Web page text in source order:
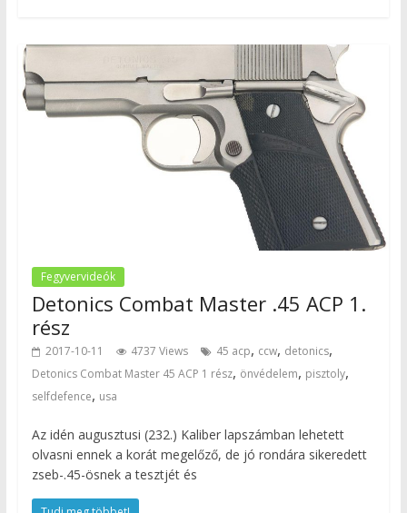
Fegyvervideók
Detonics Combat Master .45 ACP 1.
rész
2017-10-11 4737 Views 45 acp, ccw, detonics,
Detonics Combat Master 45 ACP 1 rész, önvédelem, pisztoly,
selfdefence, usa
Az idén augusztusi (232.) Kaliber lapszámban lehetett
olvasni ennek a korát megelőző, de jó rondára sikeredett
zseb-.45-ösnek a tesztjét és